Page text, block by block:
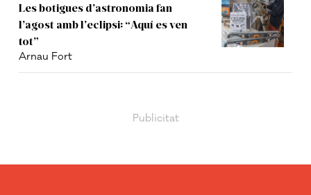
Les botigues d’astronomia fan
l’agost amb l’eclipsi: “Aquí es ven
tot”
Arnau Fort